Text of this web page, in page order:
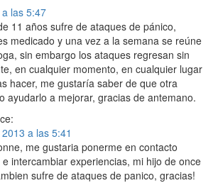
las 5:47
11 años sufre de ataques de pánico,
medicado y una vez a la semana se reúne
sin embargo los ataques regresan sin
en cualquier momento, en cualquier lugar
hacer, me gustaría saber de que otra
ayudarlo a mejorar, gracias de antemano.
a las 5:41
me gustaria ponerme en contacto
intercambiar experiencias, mi hijo de once
sufre de ataques de panico, gracias!